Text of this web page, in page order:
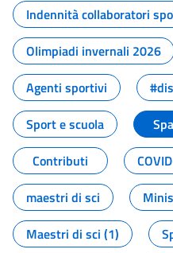
Indennità collaboratori
Olimpiadi invernali 2026
Agenti sportivi
Sport e scuola
Contributi
maestri di sci
Maestri di sci (1)